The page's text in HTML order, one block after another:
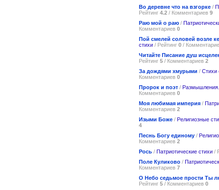
Во деревне что на взгорке /
Рейтинг 4.2 / Комментариев 9
Раю мой о раю /
Комментариев 0
Пой смелей соловей возле
стихи / Рейтинг 0 /
Читайте Писание душ
Рейтинг 5 / Комментариев 2
За дождями хмурыми / Стихи
Комментариев 0
Пророк и поэт /
Комментариев 0
Моя любимая империя /
Комментариев 2
Изыми Боже / Религиозные
4
Песнь Богу единому /
Комментариев 2
Рось / Патриотические стихи /
Поле Куликово /
Комментариев 7
О Небо седьмое прости Ты
Рейтинг 5 / Комментариев 0